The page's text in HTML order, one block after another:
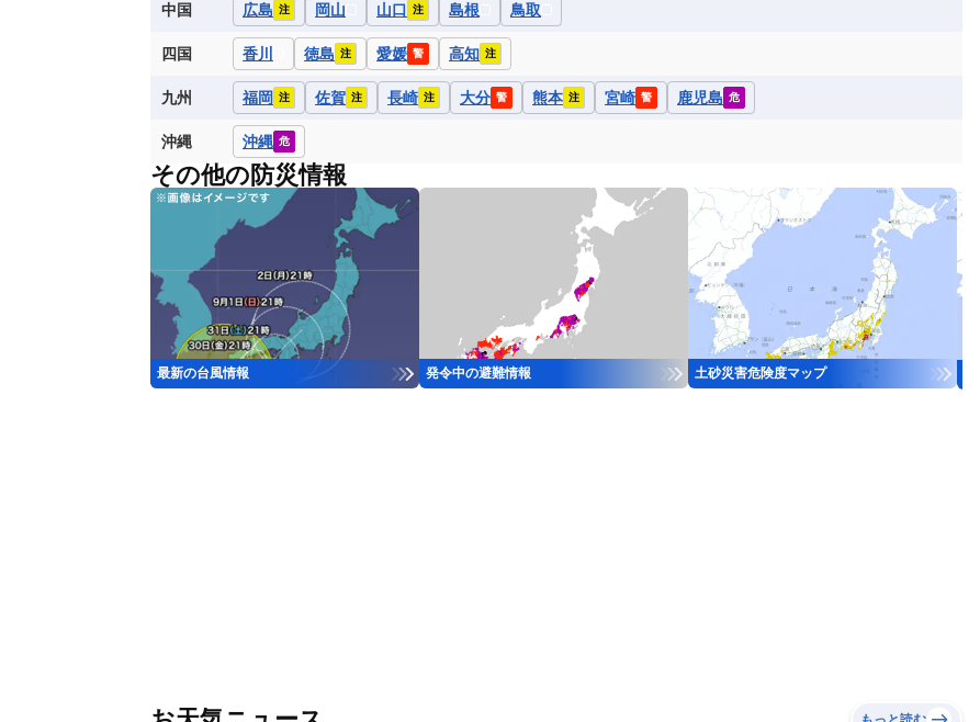
中国 広島 注 岡山 山口 注 島根 鳥取
四国 香川 徳島 注 愛媛 警 高知 注
九州 福岡 注 佐賀 注 長崎 注 大分 警 熊本 注 宮崎 警 鹿児島 危
沖縄 沖縄 危
その他の防災情報
最新の台風情報 発令中の避難情報 土砂災害危険度マップ